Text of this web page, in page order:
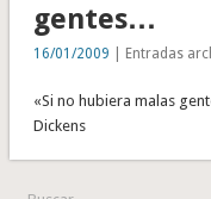
gentes…
16/01/2009 | Entradas
«Si no hubiera malas
Dickens